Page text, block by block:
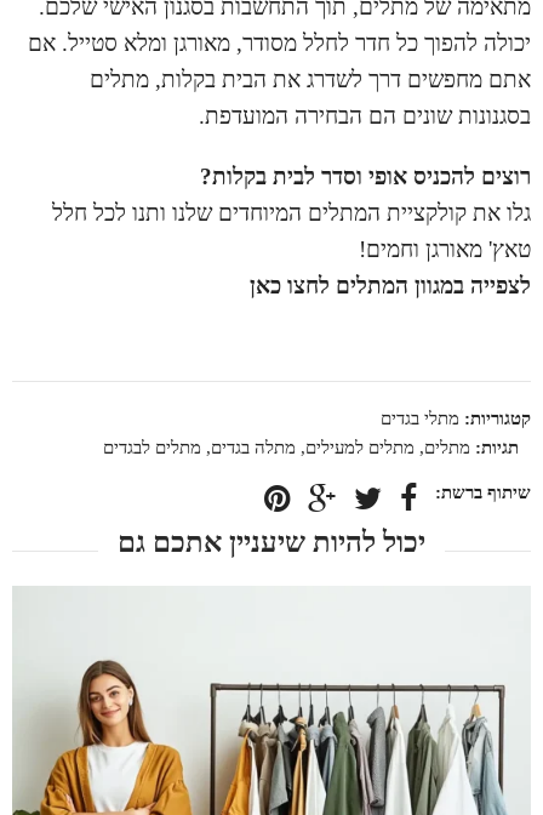
מתאימה של מתלים, תוך התחשבות בסגנון האישי שלכם.
יכולה להפוך כל חדר לחלל מסודר, מאורגן ומלא סטייל. אם
אתם מחפשים דרך לשדרג את הבית בקלות, מתלים
בסגנונות שונים הם הבחירה המועדפת.
רוצים להכניס אופי וסדר לבית בקלות?
גלו את קולקציית המתלים המיוחדים שלנו ותנו לכל חלל
טאץ' מאורגן וחמים!
לצפייה במגוון המתלים לחצו כאן
קטגוריות: מתלי בגדים
תגיות: מתלים, מתלים למעילים, מתלה בגדים, מתלים לבגדים
יכול להיות שיעניין אתכם גם